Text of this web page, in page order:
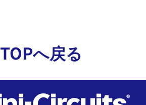
TOPへ戻る